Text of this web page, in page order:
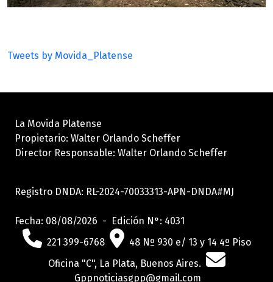
Tweets by Movida_Platense
La Movida Platense
Propietario: Walter Orlando Scheffer
Director Responsable: Walter Orlando Scheffer
Registro DNDA: RL-2024-70033313-APN-DNDA#MJ
Fecha: 08/08/2026 - Edición N°: 4031
221 399-6768
48 Nº 930 e/ 13 y 14 4º Piso
Oficina "C", La Plata, Buenos Aires.
Gppnoticiasgpp@gmail.com